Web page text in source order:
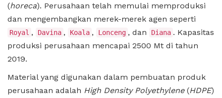
(horeca). Perusahaan telah memulai memproduksi
dan mengembangkan merek-merek agen seperti
Royal , Davina , Koala , Lonceng , dan Diana . Kapasitas
produksi perusahaan mencapai 2500 Mt di tahun
2019.
Material yang digunakan dalam pembuatan produk
perusahaan adalah High Density Polyethylene(HDPE)